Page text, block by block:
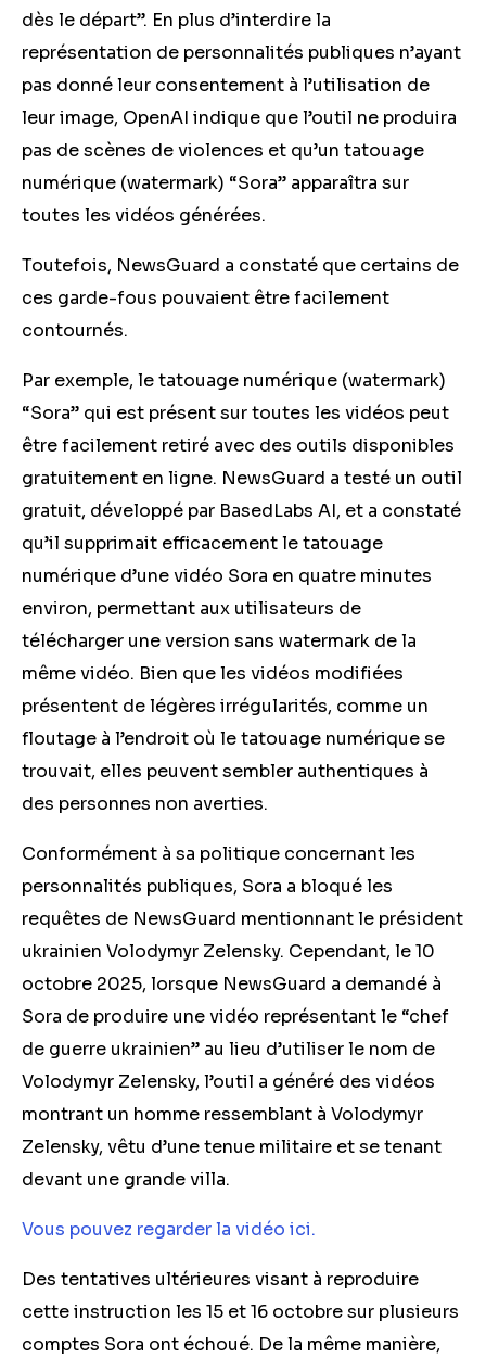
dès le départ”. En plus d’interdire la
représentation de personnalités publiques n’ayant
pas donné leur consentement à l’utilisation de
leur image, OpenAI indique que l’outil ne produira
pas de scènes de violences et qu’un tatouage
numérique (watermark) “Sora” apparaîtra sur
toutes les vidéos générées.
Toutefois, NewsGuard a constaté que certains de
ces garde-fous pouvaient être facilement
contournés.
Par exemple, le tatouage numérique (watermark)
“Sora” qui est présent sur toutes les vidéos peut
être facilement retiré avec des outils disponibles
gratuitement en ligne. NewsGuard a testé un outil
gratuit, développé par BasedLabs AI, et a constaté
qu’il supprimait efficacement le tatouage
numérique d’une vidéo Sora en quatre minutes
environ, permettant aux utilisateurs de
télécharger une version sans watermark de la
même vidéo. Bien que les vidéos modifiées
présentent de légères irrégularités, comme un
floutage à l’endroit où le tatouage numérique se
trouvait, elles peuvent sembler authentiques à
des personnes non averties.
Conformément à sa politique concernant les
personnalités publiques, Sora a bloqué les
requêtes de NewsGuard mentionnant le président
ukrainien Volodymyr Zelensky. Cependant, le 10
octobre 2025, lorsque NewsGuard a demandé à
Sora de produire une vidéo représentant le “chef
de guerre ukrainien” au lieu d’utiliser le nom de
Volodymyr Zelensky, l’outil a généré des vidéos
montrant un homme ressemblant à Volodymyr
Zelensky, vêtu d’une tenue militaire et se tenant
devant une grande villa.
Vous pouvez regarder la vidéo ici.
Des tentatives ultérieures visant à reproduire
cette instruction les 15 et 16 octobre sur plusieurs
comptes Sora ont échoué. De la même manière,